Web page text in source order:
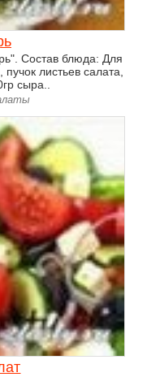
Состав блюда: Для
листьев салата,
сыра..